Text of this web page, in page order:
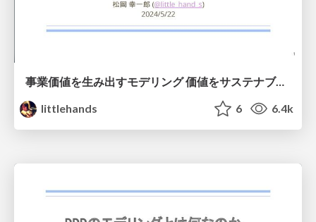
事業価値を生み出すモデリング 価値をサステナブルにするアーキテクチャ
littlehands
6 6.4k